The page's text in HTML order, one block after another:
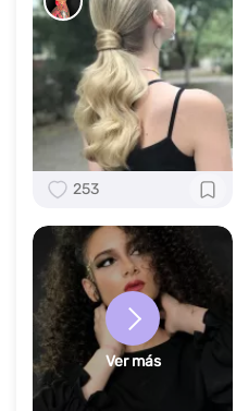
253
Ver más